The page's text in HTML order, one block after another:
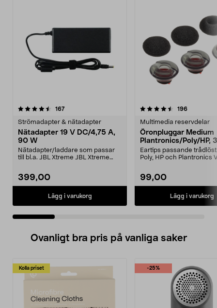
167recensioner
Strömadapter & nätadapter
Nätadapter 19 V DC/4,75 A,
90 W
Nätadapter/laddare som passar
till bl.a. JBL Xtreme JBL Xtreme
399,00
Lägg i varukorg
4.5 av 5 stjärnor 196
Multimedia reservdelar
Öronpluggar Medium
Plantronics/Poly/HP,
Eartips passande
Poly, HP och Plantronics
99,00
Lägg i varukorg
4.0 av 5 stjärnor
Ovanligt bra pris på vanliga saker
Kolla priset -25%